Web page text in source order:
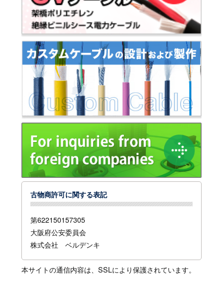
古物商許可に関する表記
第622150157305
大阪府公安委員会
株式会社 ベルデンキ
本サイトの通信内容は、SSLにより保護されています。